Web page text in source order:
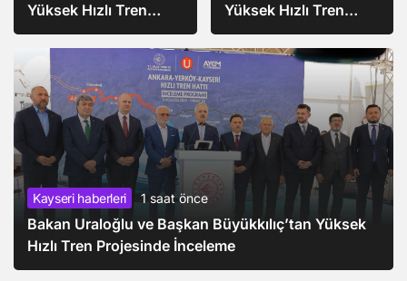
Yüksek Hızlı Tren
Projesinde İnceleme
Yüksek Hızlı Tren
Projesinde İnceleme
Kayseri haberleri 1 saat önce
Bakan Uraloğlu ve Başkan Büyükkılıç’tan Yüksek
Hızlı Tren Projesinde İnceleme
Kayseri haberleri
1 saat
önce
Bakan Uraloğlu ve